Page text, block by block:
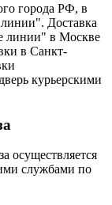
города РФ, в
Доставка
линии" в Москве
в Санкт-
курьерскими
осуществляется
службами по